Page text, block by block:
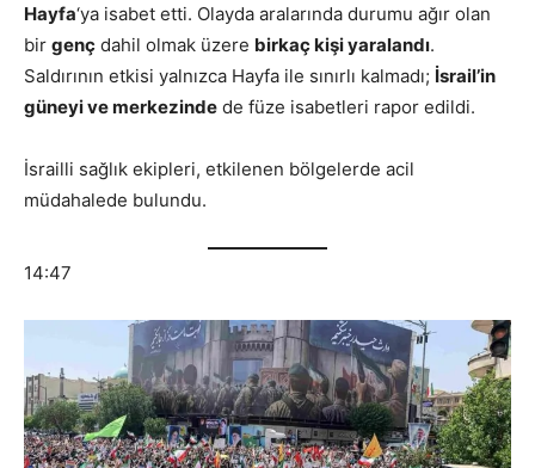
Hayfa‘ya isabet etti. Olayda aralarında durumu ağır olan
bir genç dahil olmak üzere birkaç kişi yaralandı.
Saldırının etkisi yalnızca Hayfa ile sınırlı kalmadı; İsrail’in
güneyi ve merkezinde de füze isabetleri rapor edildi.
İsrailli sağlık ekipleri, etkilenen bölgelerde acil
müdahalede bulundu.
14:47